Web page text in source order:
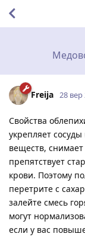
Freija 28 вер
Свойства
укрепляет
веществ,
препятствует
крови. Поэтому
перетрите с
залейте смесь
могут
если у вас